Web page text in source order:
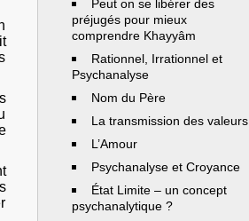
Peut on se libérer des
préjugés pour mieux
comprendre Khayyâm
Rationnel, Irrationnel et
Psychanalyse
Nom du Père
La transmission des valeurs
L’Amour
Psychanalyse et Croyance
État Limite – un concept
psychanalytique ?